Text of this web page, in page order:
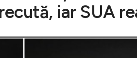
iar SUA